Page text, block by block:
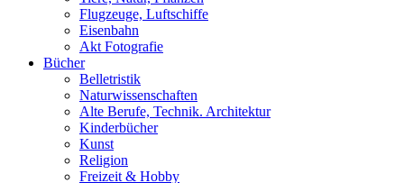
Flugzeuge, Luftschiffe
Eisenbahn
Akt Fotografie
Bücher
Belletristik
Naturwissenschaften
Alte Berufe, Technik. Architektur
Kinderbücher
Kunst
Religion
Freizeit & Hobby